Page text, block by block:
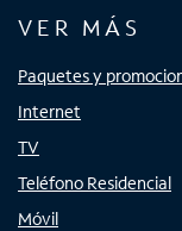
VER MÁS
Paquetes y
Internet
TV
Teléfono Residencial
Móvil